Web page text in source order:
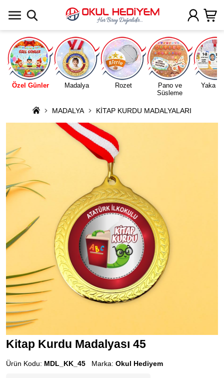
Özel Günler Madalya Rozet
Pano ve
Süsleme
Yaka
MADALYA KİTAP KURDU MADALYALARI
Kitap Kurdu Madalyası 45
Ürün Kodu: MDL_KK_45 Marka: Okul Hediyem
Uygulamada Aç